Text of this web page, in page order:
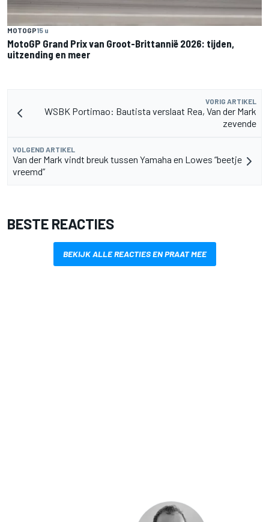
MOTOGP15 u
MotoGP Grand Prix van Groot-Brittannië 2026: tijden,
uitzending en meer
VORIG ARTIKEL
WSBK Portimao: Bautista verslaat Rea, Van der Mark
zevende
VOLGEND ARTIKEL
Van der Mark vindt breuk tussen Yamaha en Lowes “beetje
vreemd”
BESTE REACTIES
BEKIJK ALLE REACTIES EN PRAAT MEE